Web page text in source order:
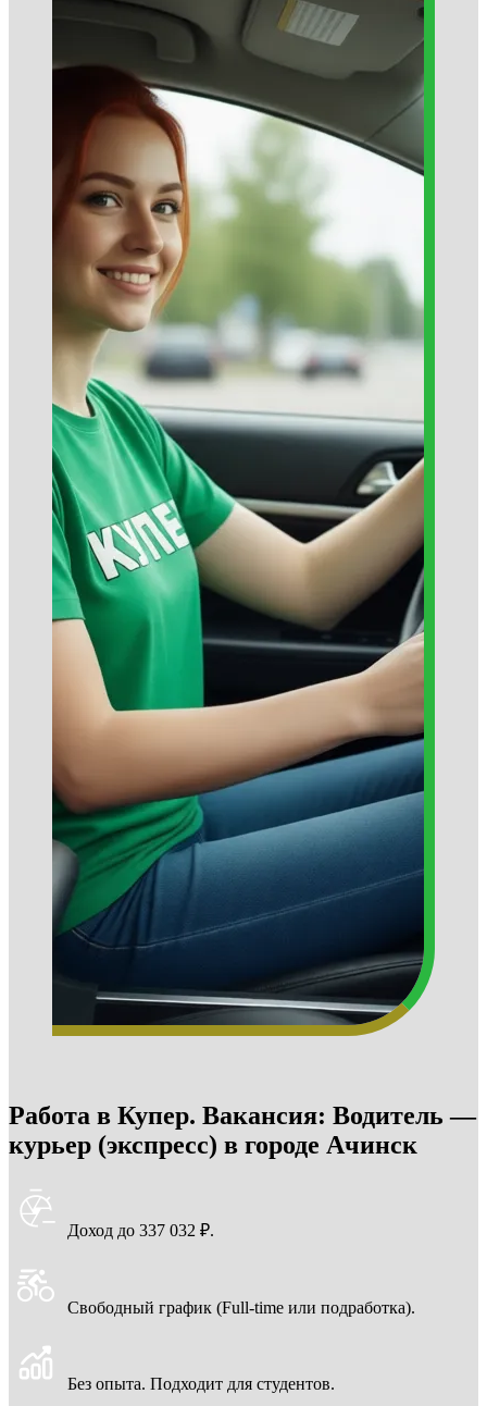
Работа в Купер. Вакансия: Водитель —
курьер (экспресс) в городе Ачинск
Доход до 337 032 ₽.
Свободный график (Full-time или подработка).
Без опыта. Подходит для студентов.